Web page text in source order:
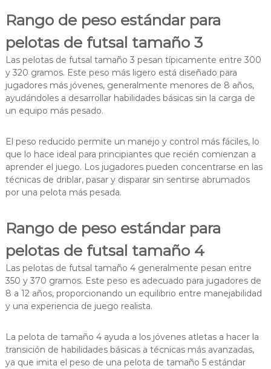
Rango de peso estándar para
pelotas de futsal tamaño 3
Las pelotas de futsal tamaño 3 pesan típicamente entre 300
y 320 gramos. Este peso más ligero está diseñado para
jugadores más jóvenes, generalmente menores de 8 años,
ayudándoles a desarrollar habilidades básicas sin la carga de
un equipo más pesado.
El peso reducido permite un manejo y control más fáciles, lo
que lo hace ideal para principiantes que recién comienzan a
aprender el juego. Los jugadores pueden concentrarse en las
técnicas de driblar, pasar y disparar sin sentirse abrumados
por una pelota más pesada.
Rango de peso estándar para
pelotas de futsal tamaño 4
Las pelotas de futsal tamaño 4 generalmente pesan entre
350 y 370 gramos. Este peso es adecuado para jugadores de
8 a 12 años, proporcionando un equilibrio entre manejabilidad
y una experiencia de juego realista.
La pelota de tamaño 4 ayuda a los jóvenes atletas a hacer la
transición de habilidades básicas a técnicas más avanzadas,
ya que imita el peso de una pelota de tamaño 5 estándar